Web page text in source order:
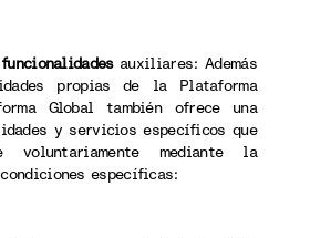
auxiliares: Además
propias de la Plataforma
Global también ofrece una
y servicios específicos que
voluntariamente mediante la
específicas: